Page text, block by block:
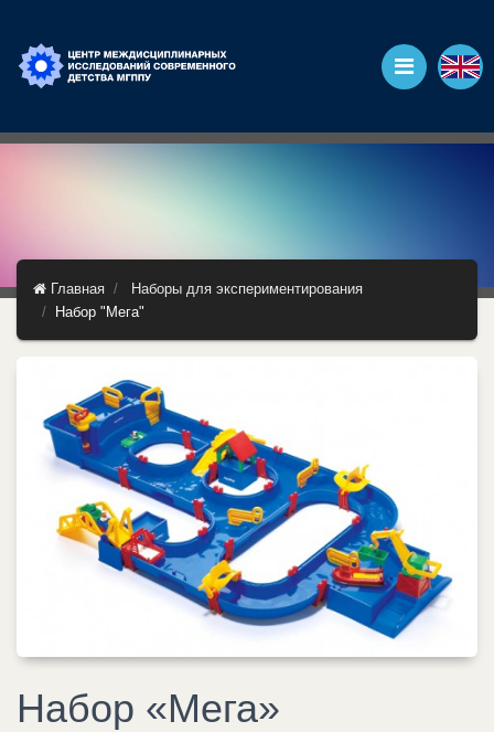
Главная
Наборы для экспериментирования
Набор "Мега"
Набор «Мега»